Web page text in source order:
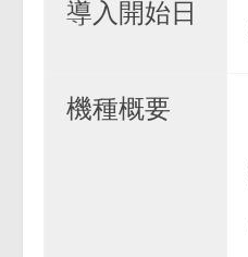
導入開始日
機種概要